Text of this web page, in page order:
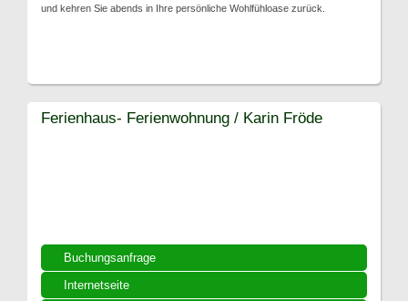
und kehren Sie abends in Ihre persönliche Wohlfühloase zurück.
Buchungsanfrage
Internetseite
Ferienhaus- Ferienwohnung / Karin Fröde